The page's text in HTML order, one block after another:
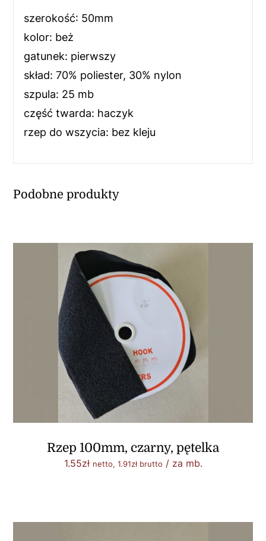
szerokość: 50mm
kolor: beż
gatunek: pierwszy
skład: 70% poliester, 30% nylon
szpula: 25 mb
część twarda: haczyk
rzep do wszycia: bez kleju
Podobne produkty
Rzep 100mm, czarny, pętelka
1.55zł netto, 1.91złbrutto / za mb.